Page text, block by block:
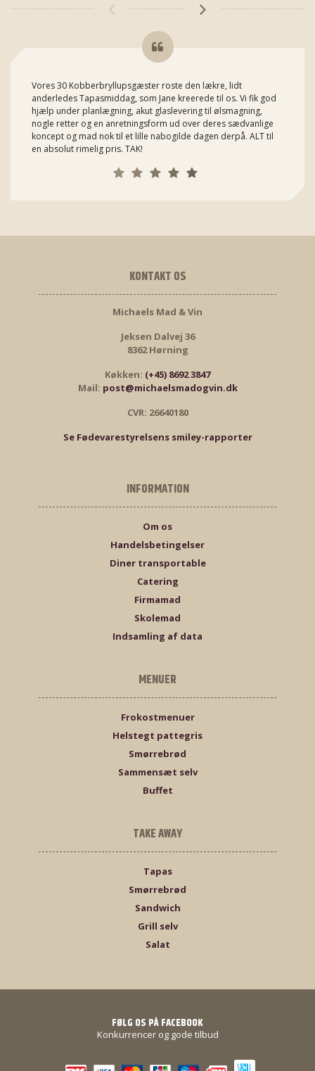
Vores 30 Kobberbryllupsgæster roste den lækre, lidt
anderledes Tapasmiddag, som Jane kreerede til os. Vi fik god
hjælp under planlægning, akut glaslevering til ølsmagning,
nogle retter og en anretningsform ud over deres sædvanlige
koncept og mad nok til et lille nabogilde dagen derpå. ALT til
en absolut rimelig pris. TAK!
KONTAKT OS
Michaels Mad & Vin
Jeksen Dalvej 36
8362 Hørning
Køkken: (+45) 8692 3847
Mail: post@michaelsmadogvin.dk
CVR: 26640180
Se Fødevarestyrelsens smiley-rapporter
INFORMATION
Om os
Handelsbetingelser
Diner transportable
Catering
Firmamad
Skolemad
Indsamling af data
MENUER
Frokostmenuer
Helstegt pattegris
Smørrebrød
Sammensæt selv
Buffet
TAKE AWAY
Tapas
Smørrebrød
Sandwich
Grill selv
Salat
FØLG OS PÅ FACEBOOK
Konkurrencer og gode tilbud